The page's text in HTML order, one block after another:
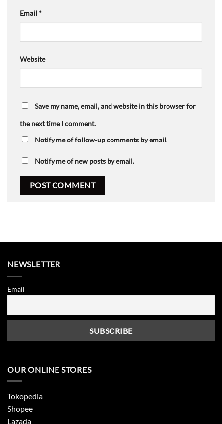
Email *
Website
Save my name, email, and website in this browser for
the next time I comment.
Notify me of follow-up comments by email.
Notify me of new posts by email.
NEWSLETTER
Email
OUR ONLINE STORES
Tokopedia
Shopee
Lazada